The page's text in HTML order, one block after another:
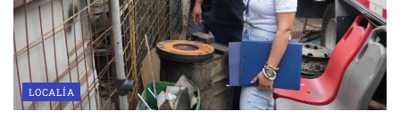
LOCALÍA